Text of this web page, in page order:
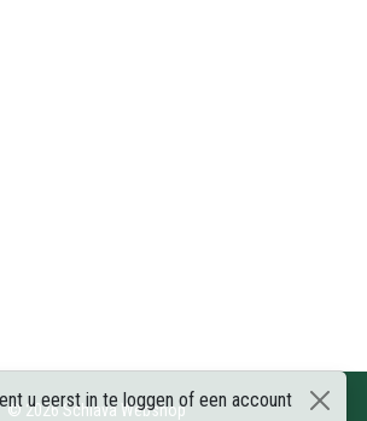
u eerst in te loggen of een account
©2026Schiava Webshop